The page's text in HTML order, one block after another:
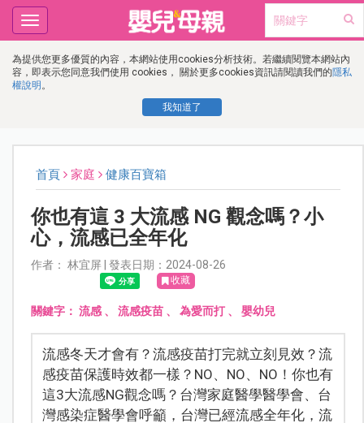
為提供您更多優質的內容，本網站使用cookies分析技術。若繼續閱覽本網站內
容，即表示您同意我們使用 cookies， 關於更多cookies資訊請閱讀我們的隱私
權說明 。
我知道了
Toggle
navigation
首頁 家庭 健康百寶箱
你也有這 3 大流感 NG 觀念嗎？小
心，流感已全年化
作者： 林宜屏 | 發表日期：2024-08-26
收藏
關鍵字： 流感、 流感疫苗、 為愛而打、 嬰幼兒
流感冬天才會有？流感疫苗打完就立刻見效？流
感疫苗保護時效都一樣？NO、NO、NO！你也有
這3大流感NG觀念嗎？台灣家庭醫學醫學會、台
灣感染症醫學會呼籲，台灣已經流感全年化，流